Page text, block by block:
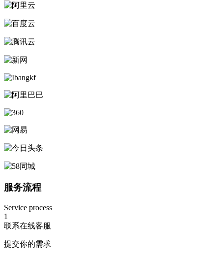
服务流程
Service process
1
联系在线客服
提交你的需求